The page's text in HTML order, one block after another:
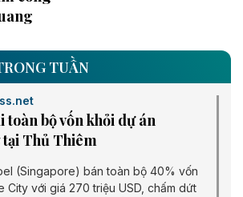
TUẦN
toàn bộ vốn khỏi dự án
Thủ Thiêm
(Singapore) bán toàn bộ 40% vốn
City với giá 270 triệu USD, chấm dứt